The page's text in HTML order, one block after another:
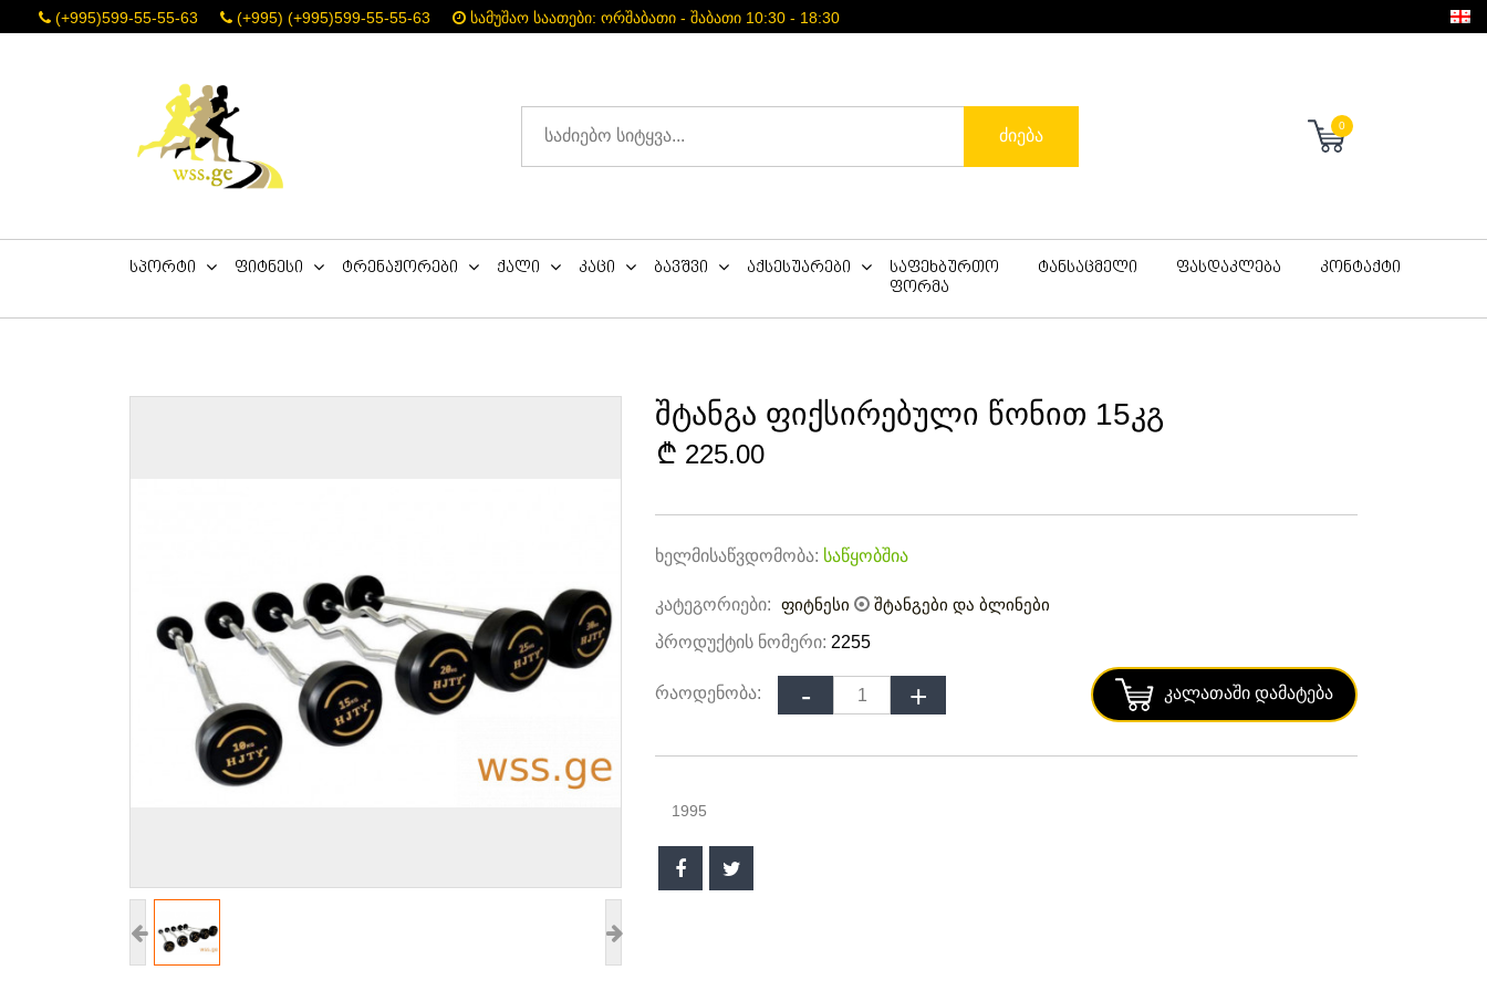
(+995)599-55-55-63 (+995) (+995)599-55-55-63 სამუშაო საათები: ორშაბათი - შაბათი 10:30 - 18:30
ძიება
0
სპორტი ფიტნესი ტრენაჟორები ქალი კაცი ბავშვი აქსესუარები
საფეხბურთო
ფორმა
ტანსაცმელი ფასდაკლება კონტაქტი
შტანგა ფიქსირებული წონით 15კგ
225.00
ხელმისაწვდომობა: საწყობშია
კატეგორიები: ფიტნესი
შტანგები და ბლინები
პროდუქტის ნომერი: 2255
რაოდენობა: Კალათაში Დამატება
1995